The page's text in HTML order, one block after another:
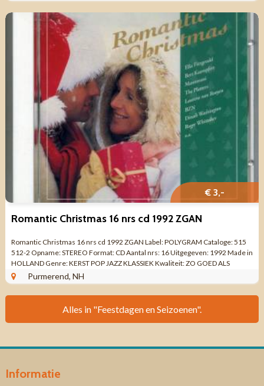
€ 3,-
Romantic Christmas 16 nrs cd 1992 ZGAN
Romantic Christmas 16 nrs cd 1992 ZGAN Label: POLYGRAM Cataloge: 515
512-2 Opname: STEREO Format: CD Aantal nrs: 16 Uitgegeven: 1992 Made in
HOLLAND Genre: KERST POP JAZZ KLASSIEK Kwaliteit: ZO GOED ALS
NIEUW Tracklist CD 1 ...
Purmerend, NH
Alles in "Feestdagen en Seizoenen".
Informatie